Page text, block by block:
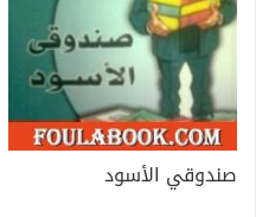
صندوقي الأسود